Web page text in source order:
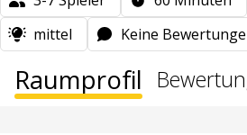
mittel
Keine
Raumprofil